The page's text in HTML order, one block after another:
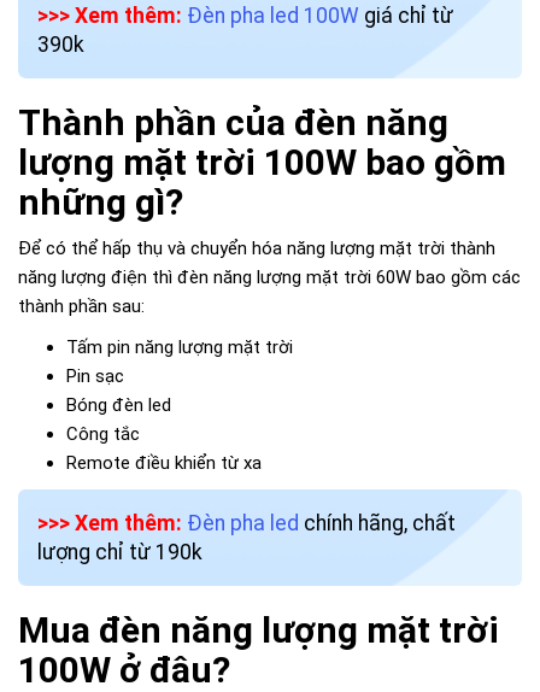
>>> Xem thêm: Đèn pha led 100W giá chỉ từ
390k
Thành phần của đèn năng
lượng mặt trời 100W bao gồm
những gì?
Để có thể hấp thụ và chuyển hóa năng lượng mặt trời thành
năng lượng điện thì đèn năng lượng mặt trời 60W bao gồm các
thành phần sau:
Tấm pin năng lượng mặt trời
Pin sạc
Bóng đèn led
Công tắc
Remote điều khiển từ xa
>>> Xem thêm: Đèn pha led chính hãng, chất
lượng chỉ từ 190k
Mua đèn năng lượng mặt trời
100W ở đâu?